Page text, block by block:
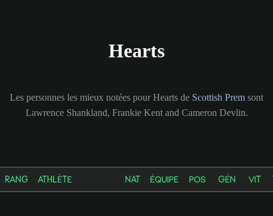
Hearts
Les personnes les mieux notées pour Hearts de Scottish Prem sont
Lawrence Shankland, Frankie Kent and Cameron Devlin.
RANG ATHLÈTE NAT ÉQUIPE POS GÉN VIT